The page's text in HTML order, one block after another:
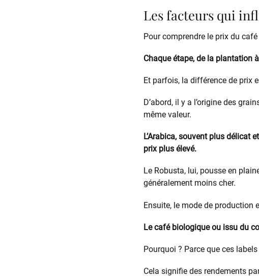
Les facteurs qui
Pour comprendre le prix du
Chaque étape, de la plantation
Et parfois, la différence de prix
D’abord, il y a l’origine des
même valeur.
L’Arabica, souvent plus délicat
prix plus élevé.
Le Robusta, lui, pousse en
généralement moins cher.
Ensuite, le mode de production
Le café biologique ou issu du
Pourquoi ? Parce que ces
Cela signifie des rendements